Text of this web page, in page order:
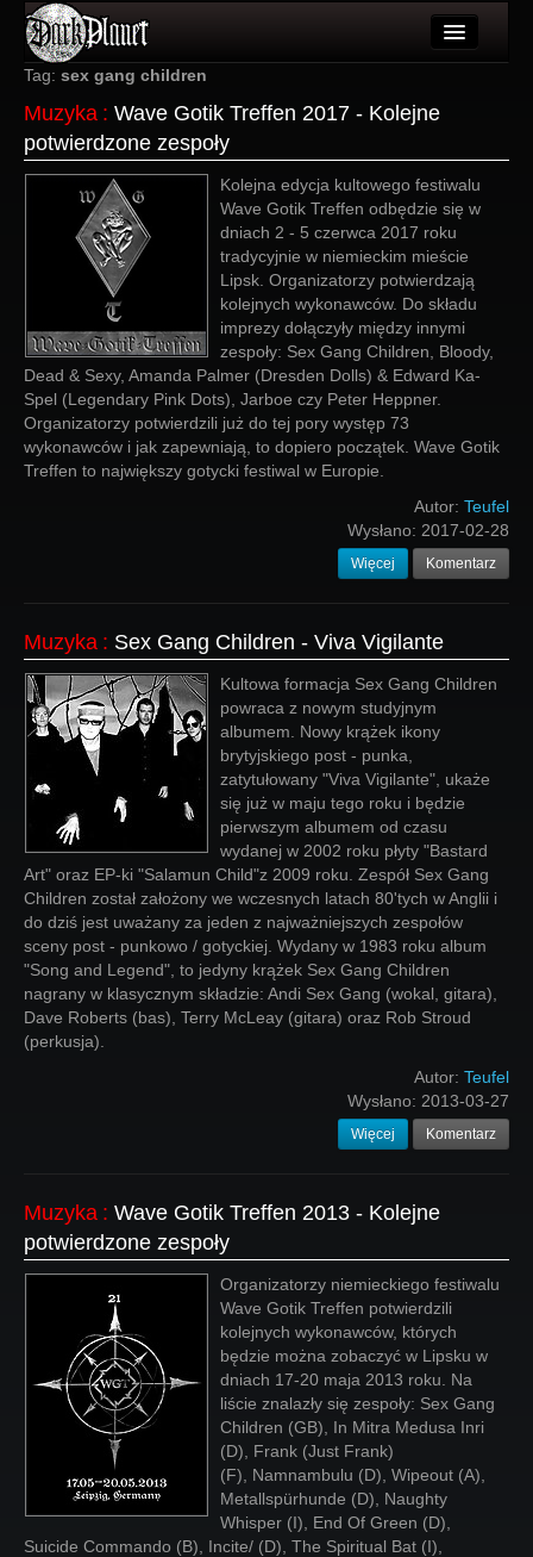
Artykuły
Użytkownicy
Wydarzenia
Galeria
Forum
Więcej
Login
Tag: sex gang children
Muzyka : Wave Gotik Treffen 2017 - Kolejne
potwierdzone zespoły
Kolejna edycja kultowego festiwalu
Wave Gotik Treffen odbędzie się w
dniach 2 - 5 czerwca 2017 roku
tradycyjnie w niemieckim mieście
Lipsk. Organizatorzy potwierdzają
kolejnych wykonawców. Do składu
imprezy dołączyły między innymi
zespoły: Sex Gang Children, Bloody,
Dead & Sexy, Amanda Palmer (Dresden Dolls) & Edward Ka-
Spel (Legendary Pink Dots), Jarboe czy Peter Heppner.
Organizatorzy potwierdzili już do tej pory występ 73
wykonawców i jak zapewniają, to dopiero początek. Wave Gotik
Treffen to największy gotycki festiwal w Europie.
Autor: Teufel
Wysłano: 2017-02-28
Więcej Komentarz
Muzyka : Sex Gang Children - Viva Vigilante
Kultowa formacja Sex Gang Children
powraca z nowym studyjnym
albumem. Nowy krążek ikony
brytyjskiego post - punka,
zatytułowany "Viva Vigilante", ukaże
się już w maju tego roku i będzie
pierwszym albumem od czasu
wydanej w 2002 roku płyty "Bastard
Art" oraz EP-ki "Salamun Child"z 2009 roku. Zespół Sex Gang
Children został założony we wczesnych latach 80'tych w Anglii i
do dziś jest uważany za jeden z najważniejszych zespołów
sceny post - punkowo / gotyckiej. Wydany w 1983 roku album
"Song and Legend", to jedyny krążek Sex Gang Children
nagrany w klasycznym składzie: Andi Sex Gang (wokal, gitara),
Dave Roberts (bas), Terry McLeay (gitara) oraz Rob Stroud
(perkusja).
Autor: Teufel
Wysłano: 2013-03-27
Więcej Komentarz
Muzyka : Wave Gotik Treffen 2013 - Kolejne
potwierdzone zespoły
Organizatorzy niemieckiego festiwalu
Wave Gotik Treffen potwierdzili
kolejnych wykonawców, których
będzie można zobaczyć w Lipsku w
dniach 17-20 maja 2013 roku. Na
liście znalazły się zespoły: Sex Gang
Children (GB), In Mitra Medusa Inri
(D), Frank (Just Frank)
(F), Namnambulu (D), Wipeout (A),
Metallspürhunde (D), Naughty
Whisper (I), End Of Green (D),
Suicide Commando (B), Incite/ (D), The Spiritual Bat (I),